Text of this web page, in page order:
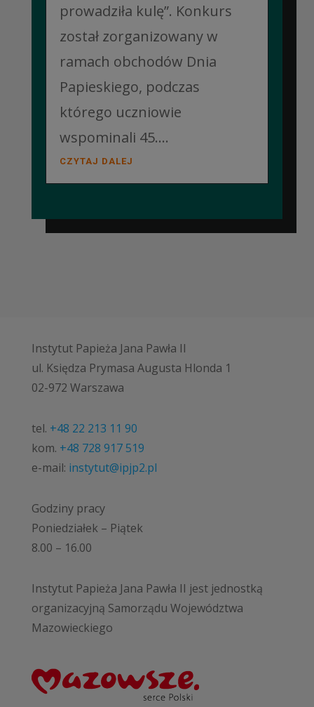
prowadziła kulę”. Konkurs
został zorganizowany w
ramach obchodów Dnia
Papieskiego, podczas
którego uczniowie
wspominali 45....
CZYTAJ DALEJ
Instytut Papieża Jana Pawła II
ul. Księdza Prymasa Augusta Hlonda 1
02-972 Warszawa
tel. +48 22 213 11 90
kom. +48 728 917 519
e-mail: instytut@ipjp2.pl
Godziny pracy
Poniedziałek – Piątek
8.00 – 16.00
Instytut Papieża Jana Pawła II jest jednostką
organizacyjną Samorządu Województwa
Mazowieckiego